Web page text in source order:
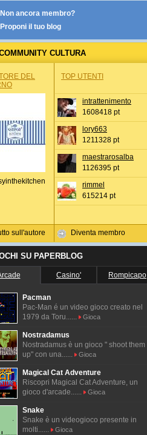
Non ancora membro?
Proponi il tuo blog
CULTURA
DEL
sull'autore
TOP UTENTI
intrattenimento
1608418 pt
lory663
1211328 pt
maestrarosalba
1126395 pt
rimmel
615214 pt
Diventa membro
SU PAPERBLOG
Casino' Rompicapo
Pacman
Pac-Man é un video gioco creato nel
1979 da Toru......
Gioca
Nostradamus
Nostradamus è un gioco " shoot them
up" con una......
Gioca
Magical Cat Adventure
Riscopri Magical Cat Adventure, un
gioco d'arcade......
Gioca
Snake
Snake è un videogioco presente in
molti......
Gioca